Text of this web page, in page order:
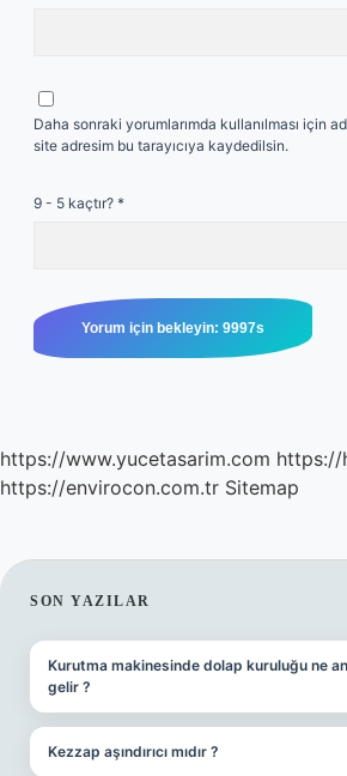
Daha sonraki yorumlarımda kullanılması için
site adresim bu tarayıcıya kaydedilsin.
9 - 5 kaçtır? *
https://www.yucetasarim.com https://
https://envirocon.com.tr Sitemap
SIDEBAR
SON YAZILAR
Kurutma makinesinde dolap kuruluğu ne
gelir ?
Kezzap aşındırıcı mıdır ?